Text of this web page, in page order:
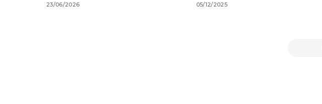
23/06/2026 05/12/2025